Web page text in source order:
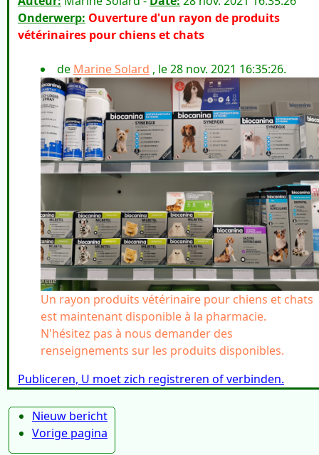
Onderwerp: Ouverture d'un rayon de produits
vétérinaires pour chiens et chats
de Marine Solard , le 28 nov. 2021 16:35:26.
Un rayon produits vétérinaire pour chiens et chats
est maintenant disponible à la pharmacie.
N'hésitez pas à nous demander des
renseignements sur les produits disponibles.
Publiceren, U moet zich registreren of verbinden.
Nieuw bericht
Vorige pagina